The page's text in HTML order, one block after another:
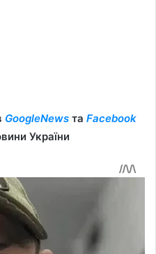
GoogleNews та Facebook
України